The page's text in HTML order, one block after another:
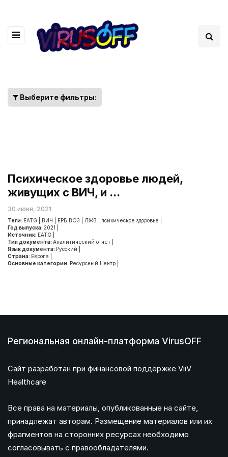
Выберите фильтры:
Психическое здоровье людей,
живущих с ВИЧ, и ...
30 июня, 2021
Теги: EATG ВИЧ ЕРБ ВОЗ ЛЖВ психическое здоровье
Год выпуска: 2021
Источник: EATG
Тип документа: Аналитический отчет
Язык документа: Русский
Страна: Европа
Основные категории: Ресурсный Центр
Региональная онлайн-платформа VirusOFF
Сайт разработан при финансовой поддержке ViiV
Healthcare
Все права на материалы, опубликованные на сайте,
принадлежат авторам. Размещение материалов или их
фрагментов на сторонних ресурсах необходимо
согласовывать с правообладателями.